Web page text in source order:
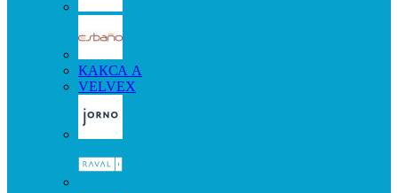
КАКСА А
VELVEX